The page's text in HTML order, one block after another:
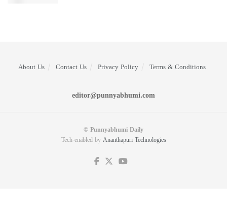
About Us Contact Us Privacy Policy Terms & Conditions
editor@punnyabhumi.com
© Punnyabhumi Daily
Tech-enabled by Ananthapuri Technologies